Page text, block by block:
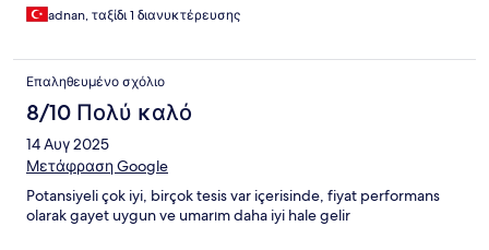
adnan, ταξίδι 1 διανυκτέρευσης
Επαληθευμένο σχόλιο
8/10 Πολύ καλό
14 Αυγ 2025
Μετάφραση Google
Potansiyeli çok iyi, birçok tesis var içerisinde, fiyat performans
olarak gayet uygun ve umarım daha iyi hale gelir